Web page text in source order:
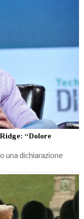
“Dolore
una dichiarazione